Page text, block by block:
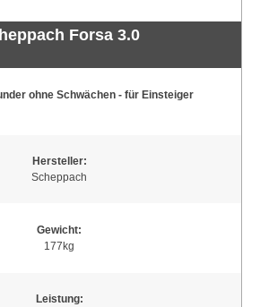
Forsa 3.0
ohne Schwächen - für Einsteiger
Hersteller:
Scheppach
Gewicht:
177kg
Leistung: